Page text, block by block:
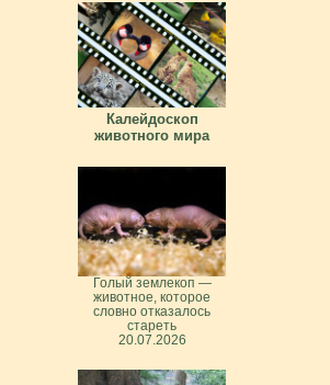
Калейдоскоп
животного мира
Голый землекоп —
животное, которое
словно отказалось
стареть
20.07.2026